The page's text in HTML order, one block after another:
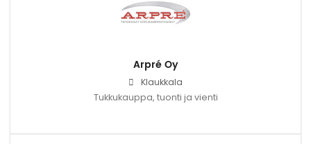
Arpré Oy
Klaukkala
Tukkukauppa, tuonti ja vienti